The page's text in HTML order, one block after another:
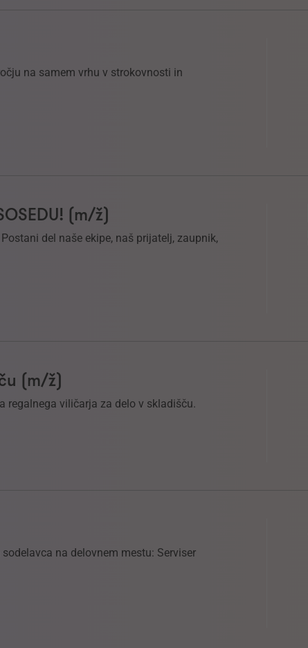
na samem vrhu v strokovnosti in
(m/ž)
del naše ekipe, naš prijatelj, zaupnik,
(m/ž)
regalnega viličarja za delo v skladišču.
na delovnem mestu: Serviser